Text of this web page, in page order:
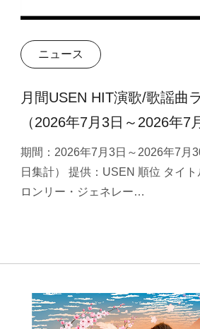
ニュース
月間USEN HIT演歌/歌謡曲
（2026年7月3日～2026年7
期間：2026年7月3日～2026年7月
日集計） 提供：USEN 順位 タイ
ロンリー・ジェネレー…